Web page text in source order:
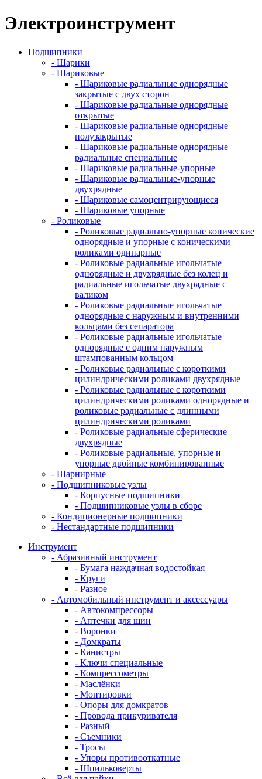
Электроинструмент
Подшипники
- Шарики
- Шариковые
- Шариковые радиальные однорядные
закрытые с двух сторон
- Шариковые радиальные однорядные
открытые
- Шариковые радиальные однорядные
полузакрытые
- Шариковые радиальные однорядные
радиальные специальные
- Шариковые радиальные-упорные
- Шариковые радиальные-упорные
двухрядные
- Шариковые самоцентрирующиеся
- Шариковые упорные
- Роликовые
- Роликовые радиально-упорные конические
однорядные и упорные с коническими
роликами одинарные
- Роликовые радиальные игольчатые
однорядные и двухрядные без колец и
радиальные игольчатые двухрядные с
валиком
- Роликовые радиальные игольчатые
однорядные с наружным и внутренними
кольцами без сепаратора
- Роликовые радиальные игольчатые
однорядные с одним наружным
штампованным кольцом
- Роликовые радиальные с короткими
цилиндрическими роликами двухрядные
- Роликовые радиальные с короткими
цилиндрическими роликами однорядные и
роликовые радиальные с длинными
цилиндрическими роликами
- Роликовые радиальные сферические
двухрядные
- Роликовые радиальные, упорные и
упорные двойные комбинированные
- Шарнирные
- Подшипниковые узлы
- Корпусные подшипники
- Подшипниковые узлы в сборе
- Кондиционерные подшипники
- Нестандартные подшипники
Инструмент
- Абразивный инструмент
- Бумага наждачная водостойкая
- Круги
- Разное
- Автомобильный инструмент и аксессуары
- Автокомпрессоры
- Аптечки для шин
- Воронки
- Домкраты
- Канистры
- Ключи специальные
- Компрессометры
- Маслёнки
- Монтировки
- Опоры для домкратов
- Провода прикуривателя
- Разный
- Съемники
- Тросы
- Упоры противооткатные
- Шпильковерты